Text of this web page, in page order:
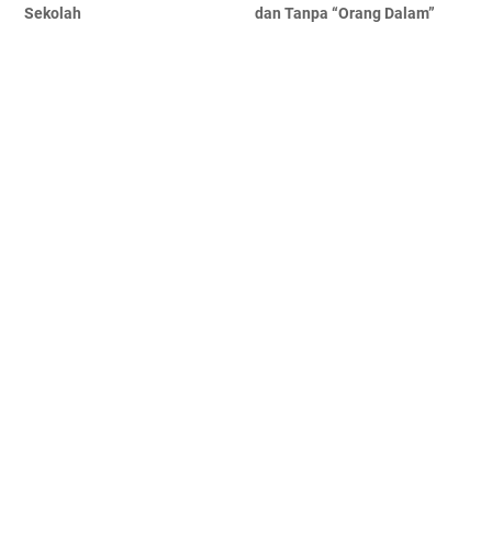
Sekolah
dan Tanpa “Orang Dalam”